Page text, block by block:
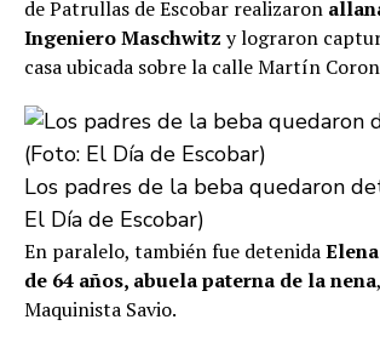
de Patrullas de Escobar realizaron
Ingeniero Maschwitz y lograron
casa ubicada sobre la calle Martín
Los padres de la beba quedaron
El Día de Escobar)
En paralelo, también fue detenida
de 64 años, abuela paterna de la nena
Maquinista Savio.